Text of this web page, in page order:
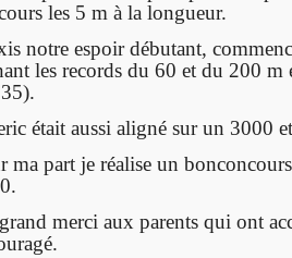
les 5 m à la longueur.
notre espoir débutant,
les records du 60 et du 200 m
était aussi aligné sur un 3000
ma part je réalise un
merci aux parents qui ont